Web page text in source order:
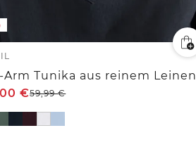
Arm Tunika aus reinem Leinen
€59,99€